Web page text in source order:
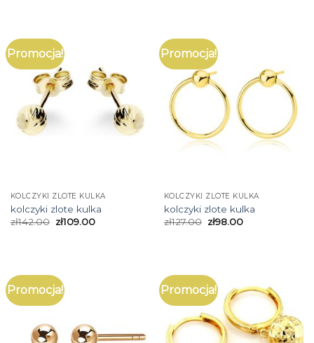
Promocja!
KOLCZYKI ZLOTE KULKA
kolczyki zlote kulka
zł142.00 zł109.00
Promocja!
KOLCZYKI ZLOTE KULKA
kolczyki zlote kulka
zł127.00 zł98.00
Promocja! Promocja!